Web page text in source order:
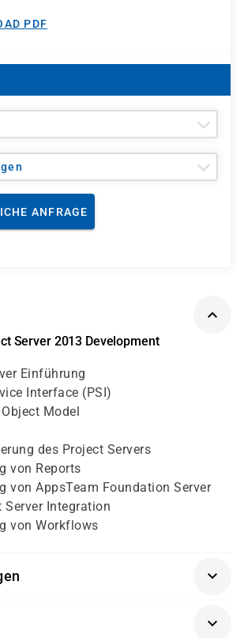
PDF
ANFRAGE
Server 2013 Development
Einführung
Interface (PSI)
Model
des Project Servers
von Reports
von AppsTeam Foundation Server
Server Integration
von Workflows
mitbringen: